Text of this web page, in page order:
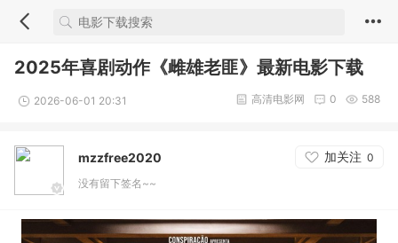
2025年喜剧动作《雌雄老匪》最新电影下载
2026-06-01 20:31 588
0
高清电影网
mzzfree2020 加关注 0
没有留下签名~~